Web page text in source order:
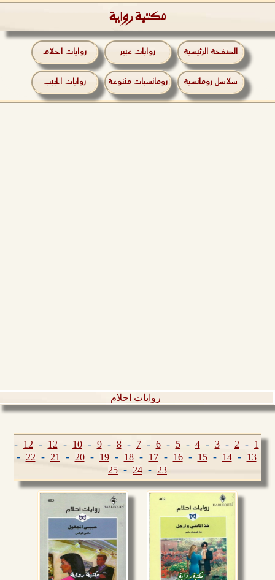
مكتبة رواية
الصفحة الرئيسية روايات عبير روايات احلام
سلاسل رومانسية رومانسيات متنوعة روايات الجيب
روايات احلام
1
-
2
-
3
-
4
-
5
-
6
-
7
-
8
-
9
-
10
-
12
-
12
-
13
-
14
-
15
-
16
-
17
-
18
-
19
-
20
-
21
-
22
-
23
-
24
-
25